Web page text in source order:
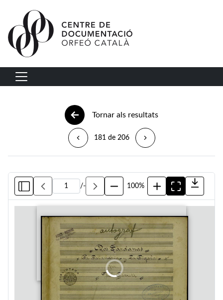
Vés al contingut
Navegació principal
Tornar als resultats
181 de 206
/- 100%